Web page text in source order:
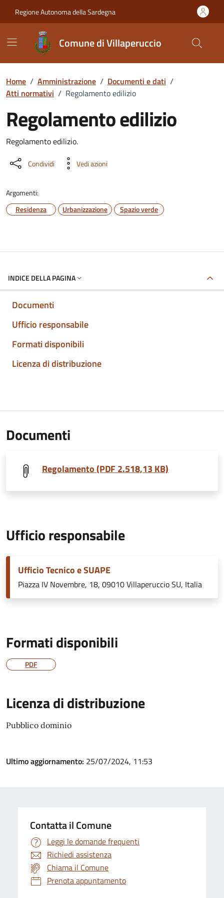
Regione Autonoma della Sardegna
Comune di Villaperuccio
Home / Amministrazione / Documenti e dati /
Atti normativi / Regolamento edilizio
Regolamento edilizio
Dettaglio del documento
Regolamento edilizio.
Condividi Vedi azioni
Argomenti:
Residenza
Urbanizzazione Spazio verde
INDICE DELLA PAGINA
Documenti
Ufficio responsabile
Formati disponibili
Licenza di distribuzione
Documenti
Regolamento (PDF 2.518,13 KB)
Ufficio responsabile
Ufficio Tecnico e SUAPE
Piazza IV Novembre, 18, 09010 Villaperuccio SU, Italia
Formati disponibili
PDF
Licenza di distribuzione
Pubblico dominio
Ultimo aggiornamento: 25/07/2024, 11:53
Contatta il Comune
Leggi le domande frequenti
Richiedi assistenza
Chiama il Comune
Prenota appuntamento